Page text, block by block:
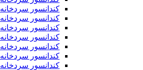
کندانسور سردخانه ACS-350B
کندانسور سردخانه ACS-350C
کندانسور سردخانه ACS-450A
کندانسور سردخانه ACS-450B
کندانسور سردخانه ACS-450C
کندانسور سردخانه ACS-463A
کندانسور سردخانه ACS-463B